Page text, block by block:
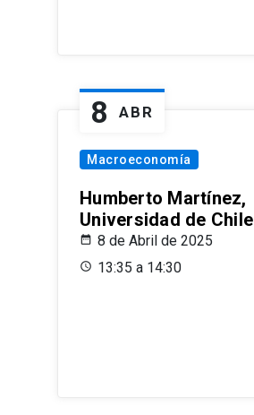
8 ABR
Macroeconomía
Humberto Martínez,
Universidad de Chile
8 de Abril de 2025
13:35 a 14:30